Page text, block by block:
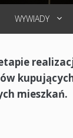
WYWIADY
mieszkań.